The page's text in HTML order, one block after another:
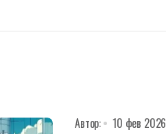
Автор: 10 фев 2026